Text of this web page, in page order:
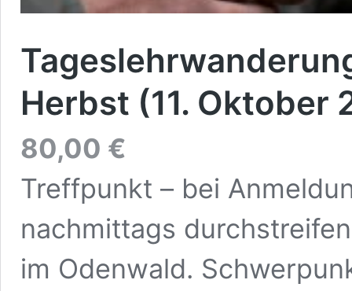
Herbst (11. Oktober
80,00 €
Treffpunkt – bei
nachmittags
im Odenwald.